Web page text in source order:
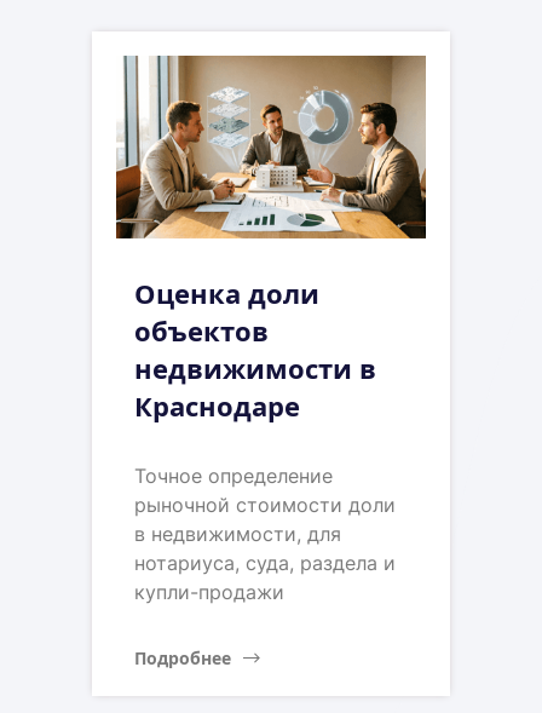
Оценка доли
объектов
недвижимости в
Краснодаре
Точное определение
рыночной стоимости доли
в недвижимости, для
нотариуса, суда, раздела и
купли-продажи
Подробнее